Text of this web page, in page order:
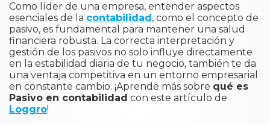
Como líder de una empresa, entender aspectos
esenciales de la contabilidad, como el concepto de
pasivo, es fundamental para mantener una salud
financiera robusta. La correcta interpretación y
gestión de los pasivos no solo influye directamente
en la estabilidad diaria de tu negocio, también te da
una ventaja competitiva en un entorno empresarial
en constante cambio. ¡Aprende más sobre qué es
Pasivo en contabilidad con este artículo de
Loggro!